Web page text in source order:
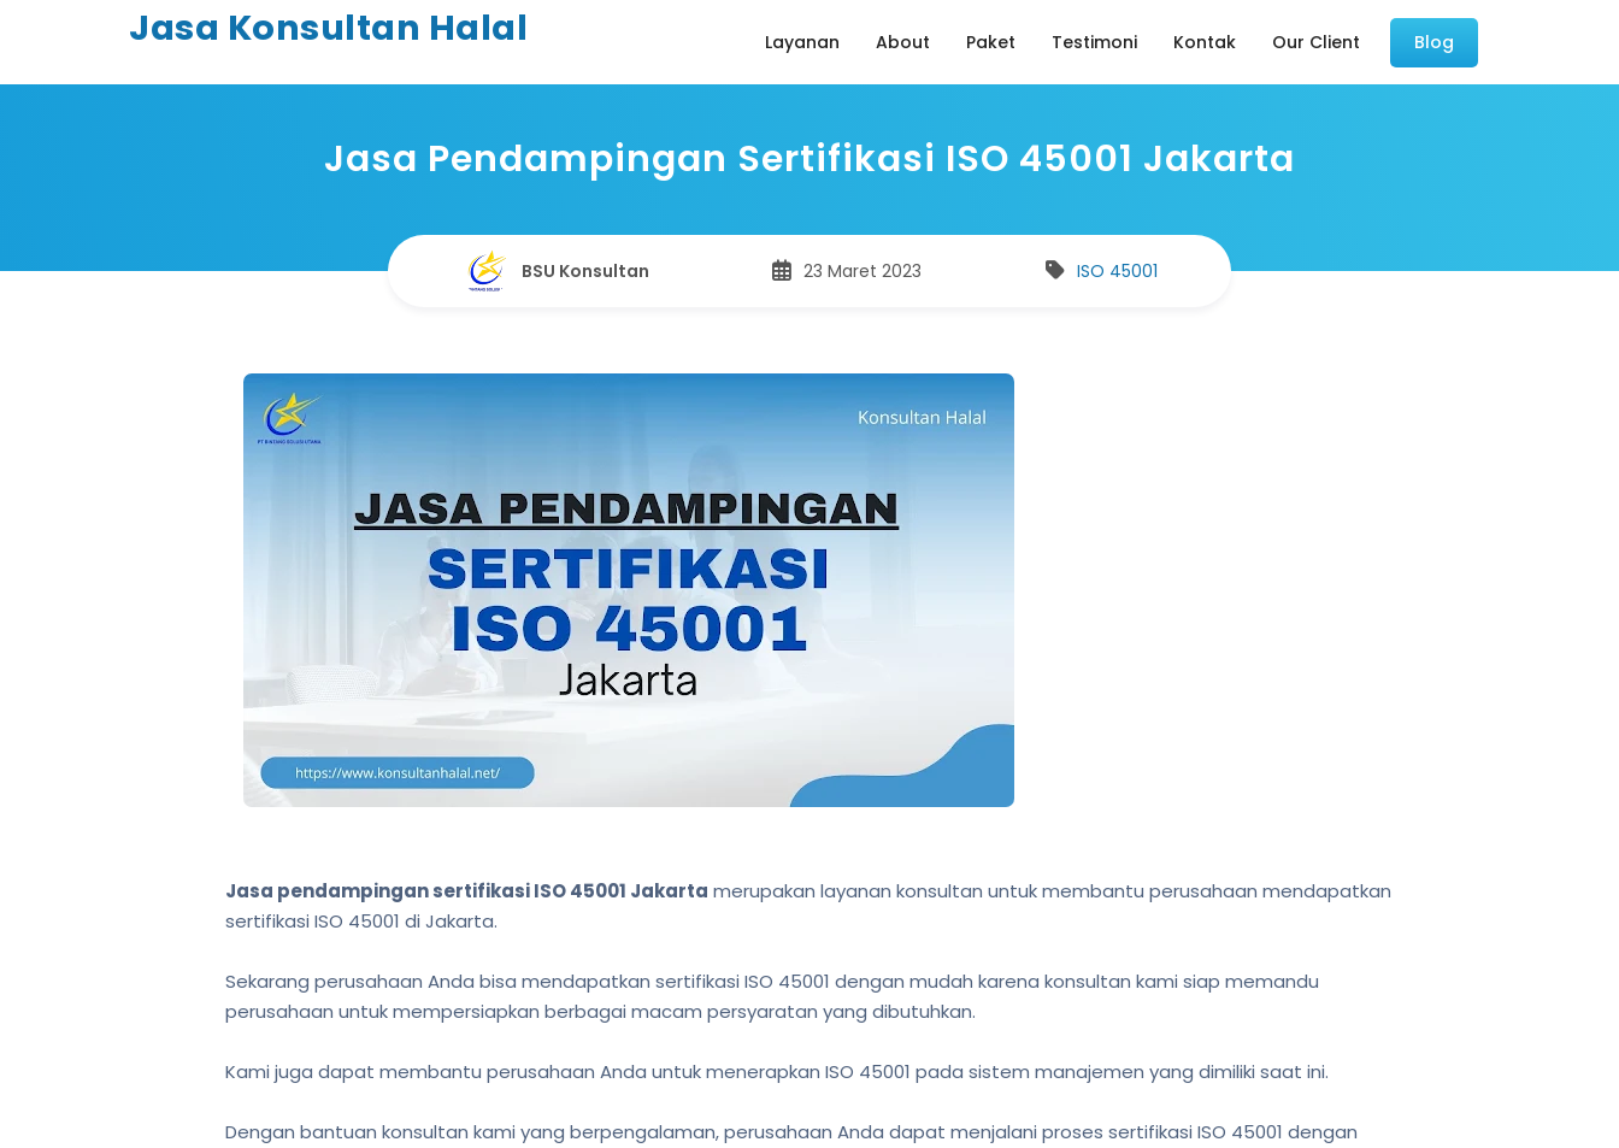
Jasa Konsultan Halal Layanan About Paket Testimoni Kontak Our Client Blog
Jasa Pendampingan Sertifikasi ISO 45001 Jakarta
BSU Konsultan 23 Maret 2023 ISO 45001
Jasa pendampingan sertifikasi ISO 45001 Jakarta merupakan layanan konsultan untuk membantu perusahaan mendapatkan
sertifikasi ISO 45001 di Jakarta.
Sekarang perusahaan Anda bisa mendapatkan sertifikasi ISO 45001 dengan mudah karena konsultan kami siap memandu
perusahaan untuk mempersiapkan berbagai macam persyaratan yang dibutuhkan.
Kami juga dapat membantu perusahaan Anda untuk menerapkan ISO 45001 pada sistem manajemen yang dimiliki saat ini.
Dengan bantuan konsultan kami yang berpengalaman, perusahaan Anda dapat menjalani proses sertifikasi ISO 45001 dengan